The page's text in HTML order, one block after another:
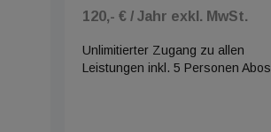
120,- € / Jahr exkl. MwSt.
Unlimitierter Zugang zu allen
Leistungen inkl. 5 Personen Abos